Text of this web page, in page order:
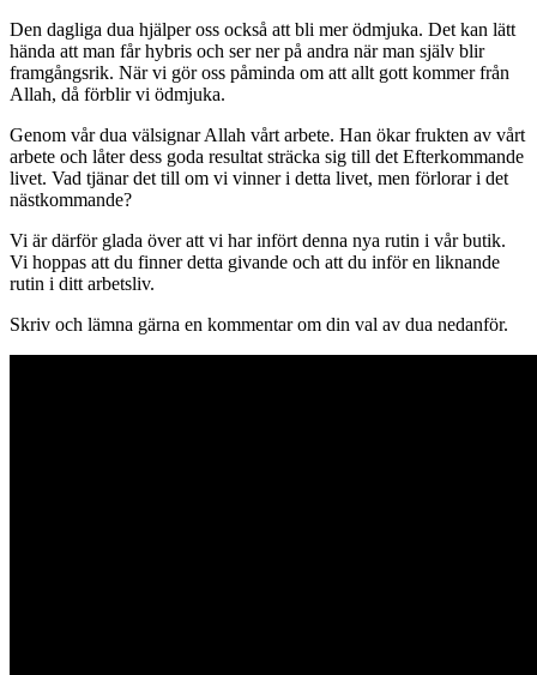
Den dagliga dua hjälper oss också att bli mer ödmjuka. Det kan lätt
hända att man får hybris och ser ner på andra när man själv blir
framgångsrik. När vi gör oss påminda om att allt gott kommer från
Allah, då förblir vi ödmjuka.
Genom vår dua välsignar Allah vårt arbete. Han ökar frukten av vårt
arbete och låter dess goda resultat sträcka sig till det Efterkommande
livet. Vad tjänar det till om vi vinner i detta livet, men förlorar i det
nästkommande?
Vi är därför glada över att vi har infört denna nya rutin i vår butik.
Vi hoppas att du finner detta givande och att du inför en liknande
rutin i ditt arbetsliv.
Skriv och lämna gärna en kommentar om din val av dua nedanför.